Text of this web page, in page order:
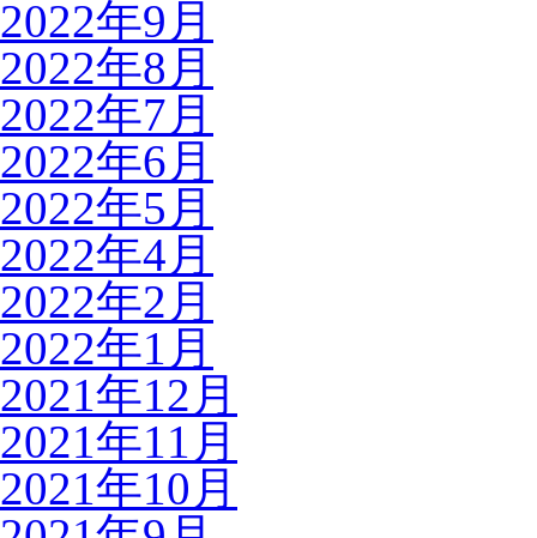
2022年9月
2022年8月
2022年7月
2022年6月
2022年5月
2022年4月
2022年2月
2022年1月
2021年12月
2021年11月
2021年10月